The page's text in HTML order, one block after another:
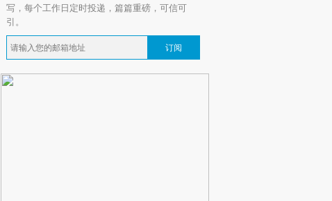
写，每个工作日定时投递，篇篇重磅，可信可
引。
订阅